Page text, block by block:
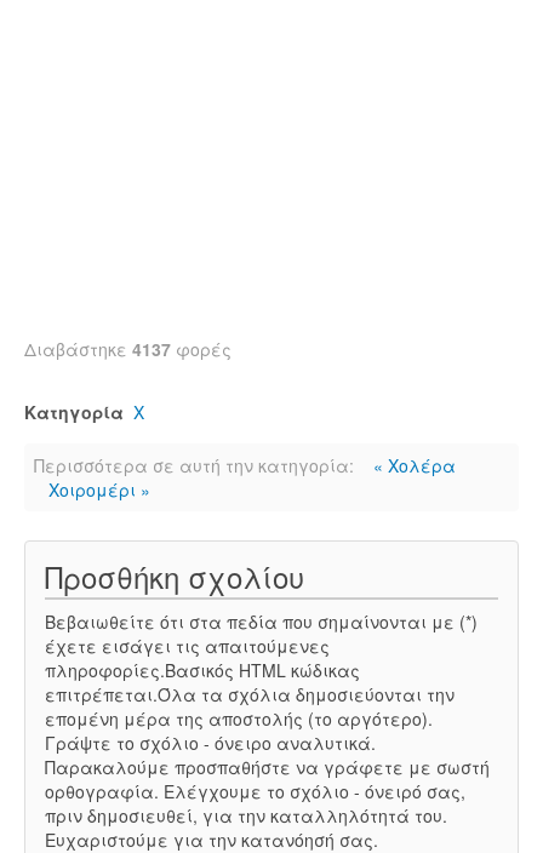
Διαβάστηκε 4137 φορές
Κατηγορία Χ
Περισσότερα σε αυτή την κατηγορία:
« Χολέρα
Χοιρομέρι »
Προσθήκη σχολίου
Βεβαιωθείτε ότι στα πεδία που σημαίνονται με (*)
έχετε εισάγει τις απαιτούμενες
πληροφορίες.Βασικός HTML κώδικας
επιτρέπεται.Όλα τα σχόλια δημοσιεύονται την
επομένη μέρα της αποστολής (το αργότερο).
Γράψτε το σχόλιο - όνειρο αναλυτικά.
Παρακαλούμε προσπαθήστε να γράφετε με σωστή
ορθογραφία. Ελέγχουμε το σχόλιο - όνειρό σας,
πριν δημοσιευθεί, για την καταλληλότητά του.
Ευχαριστούμε για την κατανόησή σας.